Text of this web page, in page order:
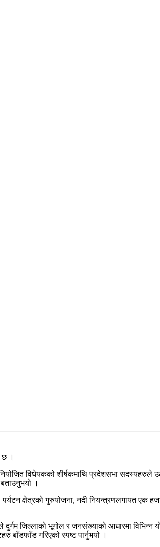
छ ।
विधेयकको शीर्षकमाथि प्रदेशसभा सदस्यहरुले
बताउनुभयो ।
क्षेत्रको गुरुयोजना, नदी नियन्त्रणलगायत एक
जिल्लाको भूगोल र जनसंख्याको आधारमा
बाँडफाँड गरिएको स्पष्ट पार्नुभयो ।